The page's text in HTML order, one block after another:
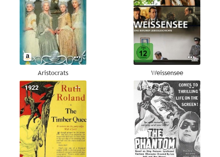
Aristocrats Weissensee
--
1922 --
1943